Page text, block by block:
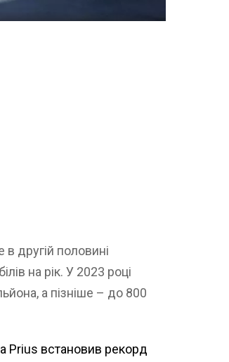
другій половині
на рік. У 2023 році
а пізніше – до 800
Prius встановив рекорд